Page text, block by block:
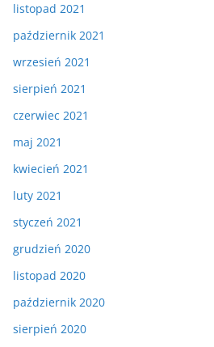
listopad 2021
październik 2021
wrzesień 2021
sierpień 2021
czerwiec 2021
maj 2021
kwiecień 2021
luty 2021
styczeń 2021
grudzień 2020
listopad 2020
październik 2020
sierpień 2020